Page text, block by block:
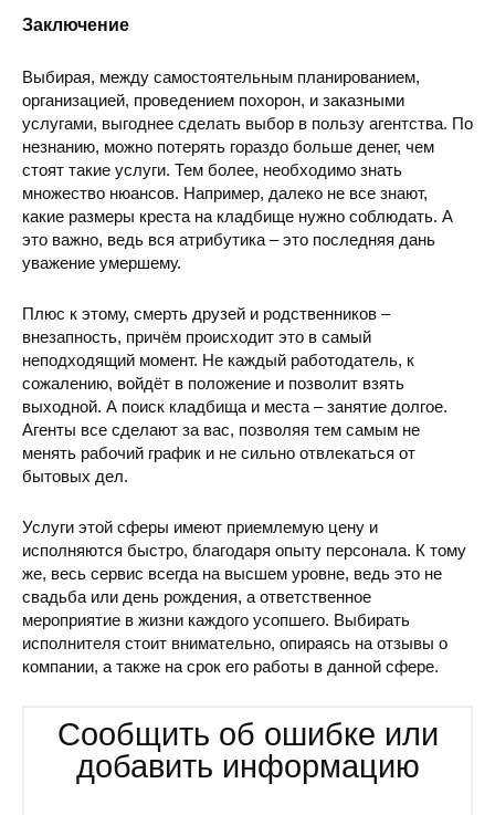
Заключение
Выбирая, между самостоятельным планированием,
организацией, проведением похорон, и заказными
услугами, выгоднее сделать выбор в пользу агентства. По
незнанию, можно потерять гораздо больше денег, чем
стоят такие услуги. Тем более, необходимо знать
множество нюансов. Например, далеко не все знают,
какие размеры креста на кладбище нужно соблюдать. А
это важно, ведь вся атрибутика – это последняя дань
уважение умершему.
Плюс к этому, смерть друзей и родственников –
внезапность, причём происходит это в самый
неподходящий момент. Не каждый работодатель, к
сожалению, войдёт в положение и позволит взять
выходной. А поиск кладбища и места – занятие долгое.
Агенты все сделают за вас, позволяя тем самым не
менять рабочий график и не сильно отвлекаться от
бытовых дел.
Услуги этой сферы имеют приемлемую цену и
исполняются быстро, благодаря опыту персонала. К тому
же, весь сервис всегда на высшем уровне, ведь это не
свадьба или день рождения, а ответственное
мероприятие в жизни каждого усопшего. Выбирать
исполнителя стоит внимательно, опираясь на отзывы о
компании, а также на срок его работы в данной сфере.
Сообщить об ошибке или
добавить информацию